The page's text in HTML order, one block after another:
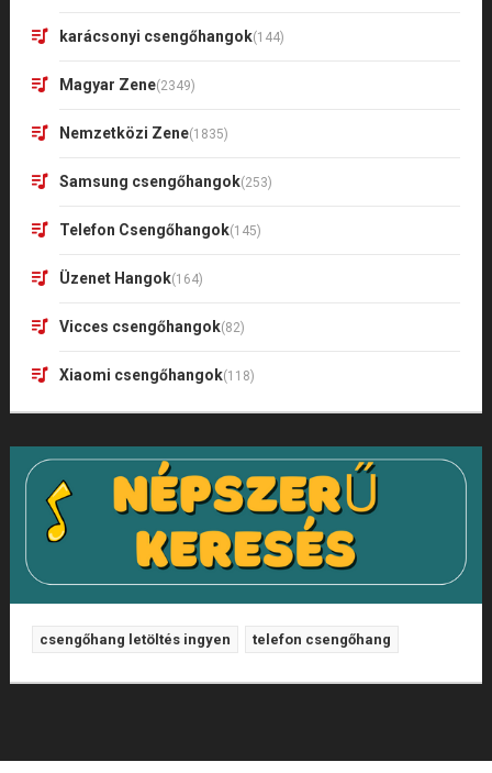
karácsonyi csengőhangok(144)
Magyar Zene(2349)
Nemzetközi Zene(1835)
Samsung csengőhangok(253)
Telefon Csengőhangok(145)
Üzenet Hangok(164)
Vicces csengőhangok(82)
Xiaomi csengőhangok(118)
csengőhang letöltés ingyen telefon csengőhang